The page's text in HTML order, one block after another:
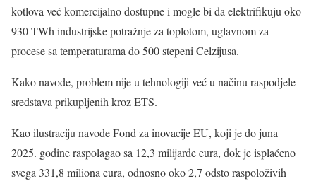
kotlova već komercijalno dostupne i mogle bi da elektrifikuju oko
930 TWh industrijske potražnje za toplotom, uglavnom za
procese sa temperaturama do 500 stepeni Celzijusa.
Kako navode, problem nije u tehnologiji već u načinu raspodjele
sredstava prikupljenih kroz ETS.
Kao ilustraciju navode Fond za inovacije EU, koji je do juna
2025. godine raspolagao sa 12,3 milijarde eura, dok je isplaćeno
svega 331,8 miliona eura, odnosno oko 2,7 odsto raspoloživih